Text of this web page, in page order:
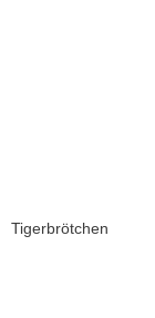
Tigerbrötchen